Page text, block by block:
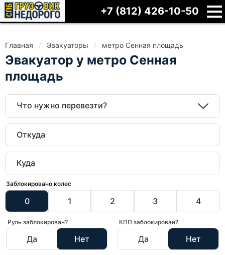
+7 (812) 426-10-50
Главная Эвакуаторы метро Сенная площадь
Эвакуатор у метро Сенная
площадь
Что нужно перевезти?
Заблокировано колес
0 1 2 3 4
Руль заблокирован?
Да Нет
КПП заблокирован?
Да Нет